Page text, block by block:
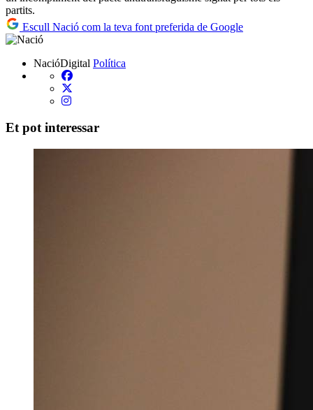
partits.
Escull Nació com la teva font preferida de Google
NacióDigital Política
Et pot interessar